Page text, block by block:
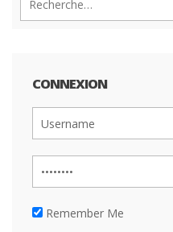
CONNEXION
Remember Me